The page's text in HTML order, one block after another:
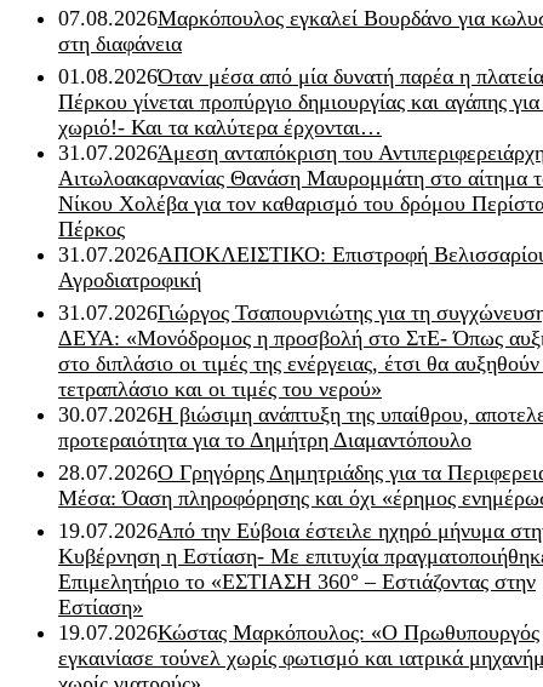
07.08.2026Μαρκόπουλος εγκαλεί Βουρδάνο για
στη διαφάνεια
01.08.2026Όταν μέσα από μία δυνατή παρέα η
Πέρκου γίνεται προπύργιο δημιουργίας και αγάπης
χωριό!- Και τα καλύτερα έρχονται…
31.07.2026Άμεση ανταπόκριση του
Αιτωλοακαρνανίας Θανάση Μαυρομμάτη στο αίτημα
Νίκου Χολέβα για τον καθαρισμό του δρόμου
Πέρκος
31.07.2026ΑΠΟΚΛΕΙΣΤΙΚΟ: Επιστροφή
Αγροδιατροφική
31.07.2026Γιώργος Τσαπουρνιώτης για τη
ΔΕΥΑ: «Μονόδρομος η προσβολή στο ΣτΕ- Όπως
στο διπλάσιο οι τιμές της ενέργειας, έτσι θα
τετραπλάσιο και οι τιμές του νερού»
30.07.2026Η βιώσιμη ανάπτυξη της υπαίθρου,
προτεραιότητα για το Δημήτρη Διαμαντόπουλο
28.07.2026Ο Γρηγόρης Δημητριάδης για τα
Μέσα: Όαση πληροφόρησης και όχι «έρημος
19.07.2026Από την Εύβοια έστειλε ηχηρό μήνυμα
Κυβέρνηση η Εστίαση- Με επιτυχία
Επιμελητήριο το «ΕΣΤΙΑΣΗ 360° – Εστιάζοντας στην
Εστίαση»
19.07.2026Κώστας Μαρκόπουλος: «Ο Πρωθυπουργός
εγκαινίασε τούνελ χωρίς φωτισμό και ιατρικά